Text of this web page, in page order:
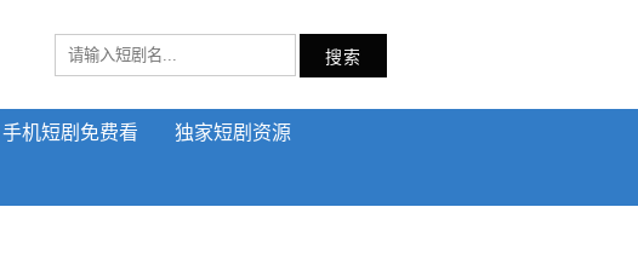
搜索
手机短剧免费看 独家短剧资源